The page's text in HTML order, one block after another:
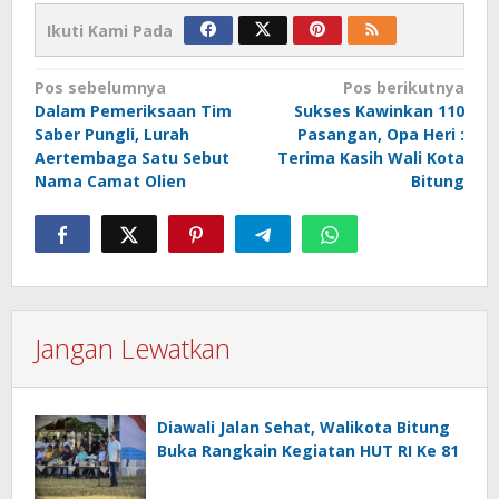
Ikuti Kami Pada
Navigasi
pos
Pos sebelumnya
Dalam Pemeriksaan Tim
Saber Pungli, Lurah
Aertembaga Satu Sebut
Nama Camat Olien
Pos berikutnya
Sukses Kawinkan 110
Pasangan, Opa Heri :
Terima Kasih Wali Kota
Bitung
Jangan Lewatkan
Diawali Jalan Sehat, Walikota Bitung
Buka Rangkain Kegiatan HUT RI Ke 81